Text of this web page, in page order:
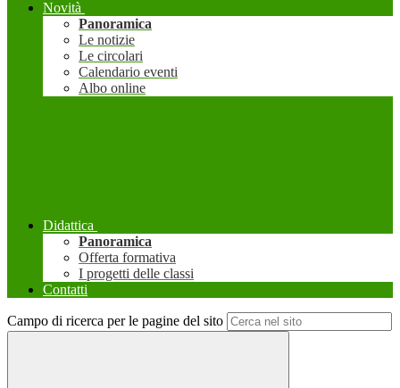
Novità
Panoramica
Le notizie
Le circolari
Calendario eventi
Albo online
Didattica
Panoramica
Offerta formativa
I progetti delle classi
Contatti
Campo di ricerca per le pagine del sito